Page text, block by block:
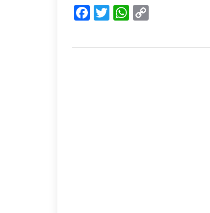
Facebook
TwitterWhatsApp